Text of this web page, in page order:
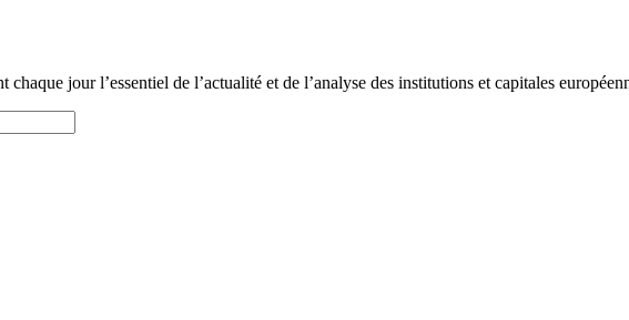
jour l’essentiel de l’actualité et de l’analyse des institutions et capitales